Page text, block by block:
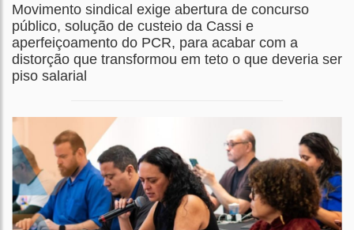
Movimento sindical exige abertura de concurso
público, solução de custeio da Cassi e
aperfeiçoamento do PCR, para acabar com a
distorção que transformou em teto o que deveria ser
piso salarial